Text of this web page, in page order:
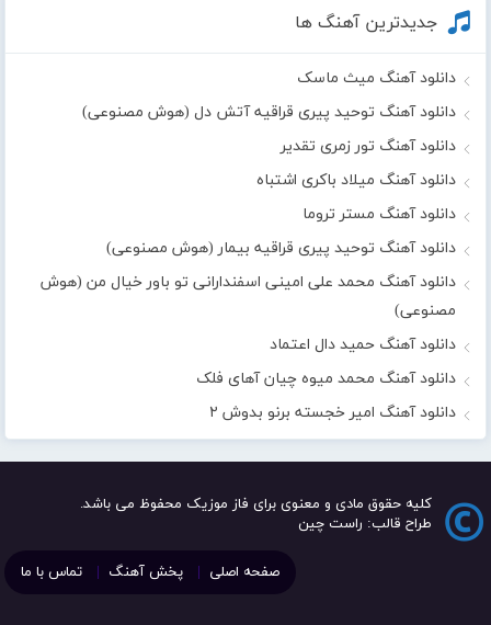
جدیدترین آهنگ ها
دانلود آهنگ میث ماسک
دانلود آهنگ توحید پیری قراقیه آتش دل (هوش مصنوعی)
دانلود آهنگ تور زمری تقدیر
دانلود آهنگ میلاد باکری اشتباه
دانلود آهنگ مستر تروما
دانلود آهنگ توحید پیری قراقیه بیمار (هوش مصنوعی)
دانلود آهنگ محمد علی امینی اسفندارانی تو باور خیال من (هوش
مصنوعی)
دانلود آهنگ حمید دال اعتماد
دانلود آهنگ محمد میوه چیان آهای فلک
دانلود آهنگ امیر خجسته برنو بدوش ۲
کلیه حقوق مادی و معنوی برای فاز موزیک محفوظ می باشد.
طراح قالب: راست چین
صفحه اصلی پخش آهنگ تماس با ما